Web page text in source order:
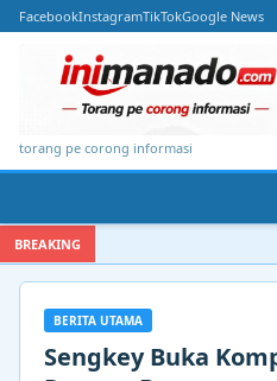
FacebookInstagramTikTokGoogle News
torang pe corong informasi
BREAKING
BERITA UTAMA
Sengkey Buka